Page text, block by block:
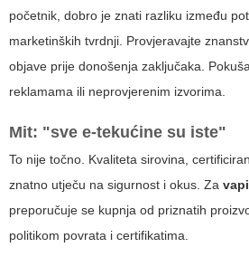
početnik, dobro je znati razliku između
marketinških tvrdnji. Provjeravajte
objave prije donošenja zaključaka.
reklamama ili neprovjerenim izvorima.
Mit: "sve e-tekućine su iste"
To nije točno. Kvaliteta sirovina,
znatno utječu na sigurnost i okus. Za
preporučuje se kupnja od priznatih
politikom povrata i certifikatima.